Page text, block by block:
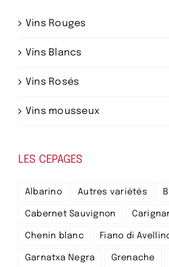
Vins Rouges
Vins Blancs
Vins Rosés
Vins mousseux
LES CEPAGES
Albarino Autres variétés
Cabernet Sauvignon
Chenin blanc Fiano di
Garnatxa Negra Grenache